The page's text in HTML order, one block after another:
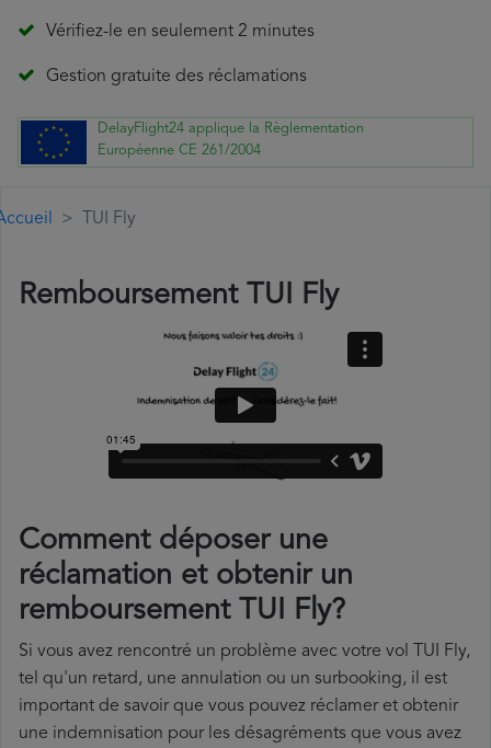
Vérifiez-le en seulement 2 minutes
Gestion gratuite des réclamations
DelayFlight24 applique la Règlementation
Européenne CE 261/2004
TUI Fly
Remboursement TUI Fly
Comment déposer une
réclamation et obtenir un
remboursement TUI Fly?
Si vous avez rencontré un problème avec votre vol TUI Fly,
tel qu'un retard, une annulation ou un surbooking, il est
important de savoir que vous pouvez réclamer et obtenir
une indemnisation pour les désagréments que vous avez